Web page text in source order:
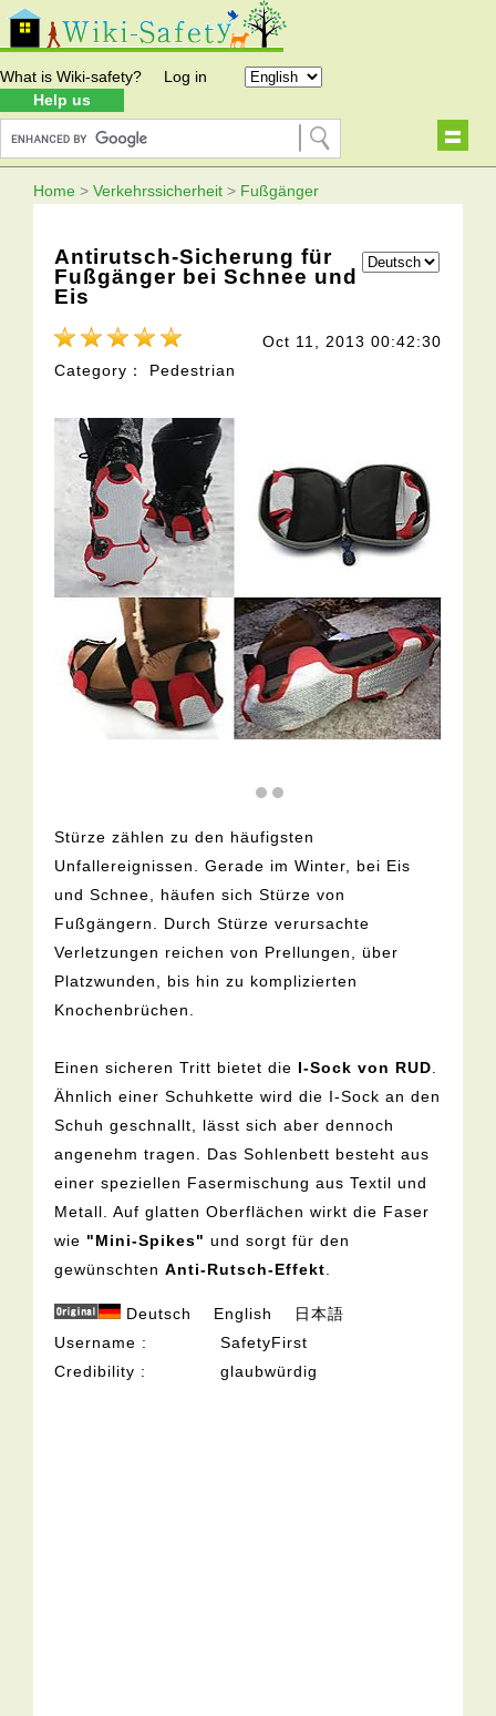
What is Wiki-safety?
Help us
Log in
Home > Verkehrssicherheit > Fußgänger
Antirutsch-Sicherung für
Fußgänger bei Schnee und
Eis
Oct 11, 2013 00:42:30
Category： Pedestrian
Stürze zählen zu den häufigsten
Unfallereignissen. Gerade im Winter, bei Eis
und Schnee, häufen sich Stürze von
Fußgängern. Durch Stürze verursachte
Verletzungen reichen von Prellungen, über
Platzwunden, bis hin zu komplizierten
Knochenbrüchen.
Einen sicheren Tritt bietet die I-Sock von RUD
Ähnlich einer Schuhkette wird die I-Sock an den
Schuh geschnallt, lässt sich aber dennoch
angenehm tragen. Das Sohlenbett besteht aus
einer speziellen Fasermischung aus Textil und
Metall. Auf glatten Oberflächen wirkt die Faser
wie "Mini-Spikes" und sorgt für den
gewünschtenAnti-Rutsch-Effekt
Deutsch English
日本語
Username
SafetyFirst
Credibility
glaubwürdig